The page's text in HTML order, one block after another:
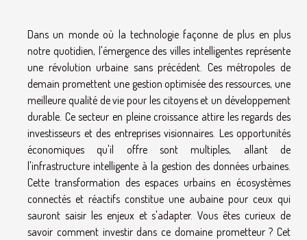
Dans un monde où la technologie façonne de plus en plus
notre quotidien, l'émergence des villes intelligentes représente
une révolution urbaine sans précédent. Ces métropoles de
demain promettent une gestion optimisée des ressources, une
meilleure qualité de vie pour les citoyens et un développement
durable. Ce secteur en pleine croissance attire les regards des
investisseurs et des entreprises visionnaires. Les opportunités
économiques qu'il offre sont multiples, allant de
l'infrastructure intelligente à la gestion des données urbaines.
Cette transformation des espaces urbains en écosystèmes
connectés et réactifs constitue une aubaine pour ceux qui
sauront saisir les enjeux et s'adapter. Vous êtes curieux de
savoir comment investir dans ce domaine prometteur ? Cet